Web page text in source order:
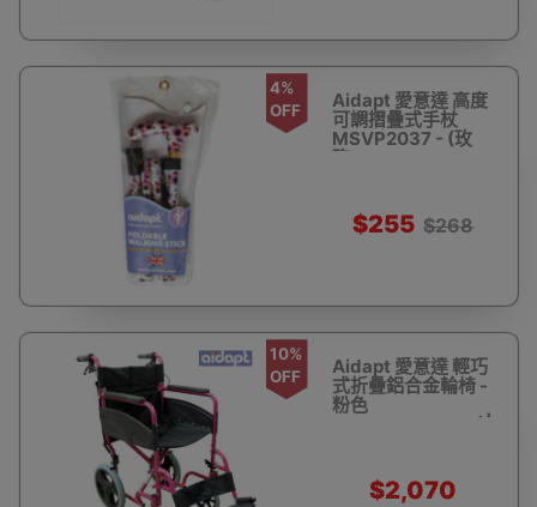
4%
OFF
Aidapt 愛意達 高度
可調摺疊式手杖
MSVP2037 - (玫
瑰)
$255 $268
10%
OFF
Aidapt 愛意達 輕巧
式折疊鋁合金輪椅 -
粉色
(MSVA0170PINK)|
$2,070